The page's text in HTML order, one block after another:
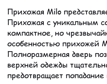
Прихожая Milo
Прихожая с уникальным
компактное, но
особенностью прихожей
Полноразмерная дверь
верхней одежды
предотвращает